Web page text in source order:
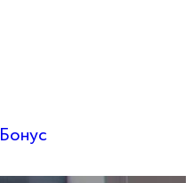
Бонус